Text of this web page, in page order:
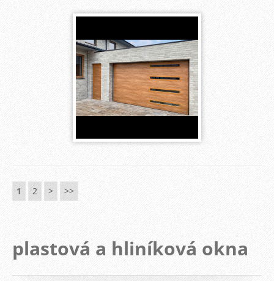
1 2 > >>
plastová a hliníková okna